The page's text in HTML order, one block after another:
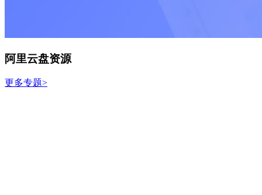
阿里云盘资源
更多专题>